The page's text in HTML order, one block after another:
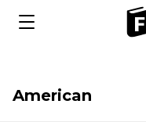
American